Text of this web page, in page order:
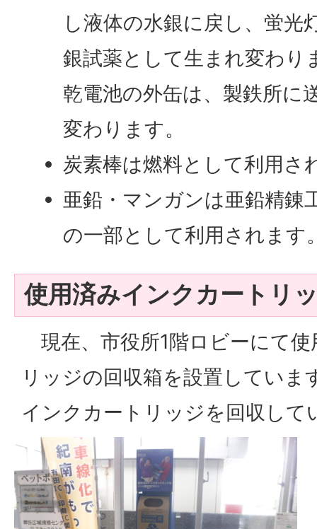
し液体の水銀に戻し、蛍光
銀試薬として生まれ変わり
乾電池の外缶は、製鉄所に
変わります。
炭素棒は燃料として利用さ
亜鉛・マンガンは亜鉛精錬
の一部として利用されます
使用済みインクカートリ
現在、市役所1階ロビーにて
リッジの回収箱を設置していま
インクカートリッジを回収して